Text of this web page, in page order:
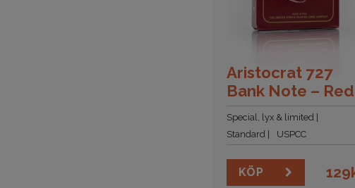
Aristocrat 727
Bank Note – Red
Special, lyx & limited
Standard
USPCC
KÖP 129